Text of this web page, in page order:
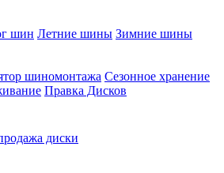
шин Летние шины Зимние шины
шиномонтажа Сезонное хранение
Правка Дисков
диски